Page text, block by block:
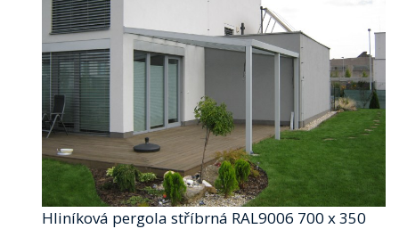
Hliníková pergola stříbrná RAL9006 700 x 350